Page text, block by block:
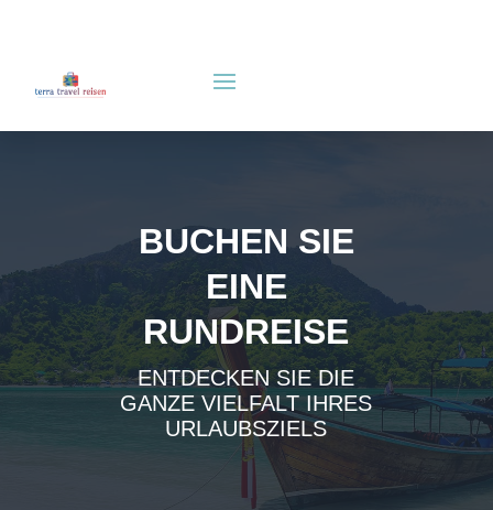
BUCHEN SIE
EINE
RUNDREISE
ENTDECKEN SIE DIE
GANZE VIELFALT IHRES
URLAUBSZIELS